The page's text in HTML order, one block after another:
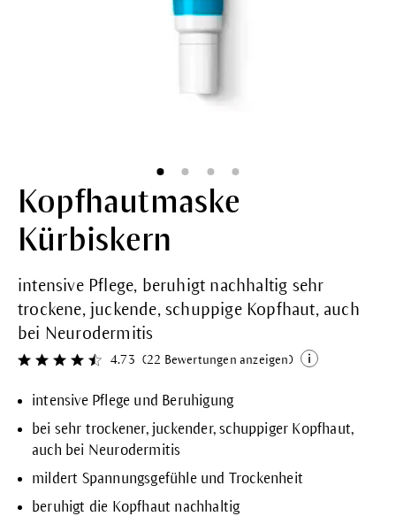
Kopfhautmaske
Kürbiskern
intensive Pflege, beruhigt nachhaltig sehr
trockene, juckende, schuppige Kopfhaut, auch
bei Neurodermitis
Durchschnittliche Bewertung von 4.7 von 5 Sternen
4.73 (22 Bewertungen anzeigen)
intensive Pflege und Beruhigung
bei sehr trockener, juckender, schuppiger Kopfhaut,
auch bei Neurodermitis
mildert Spannungsgefühle und Trockenheit
beruhigt die Kopfhaut nachhaltig